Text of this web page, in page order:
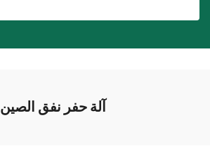
آلة حفر نفق الصين